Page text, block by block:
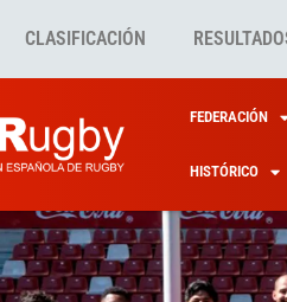
CLASIFICACIÓN
FEDERACIÓN
HISTÓRICO